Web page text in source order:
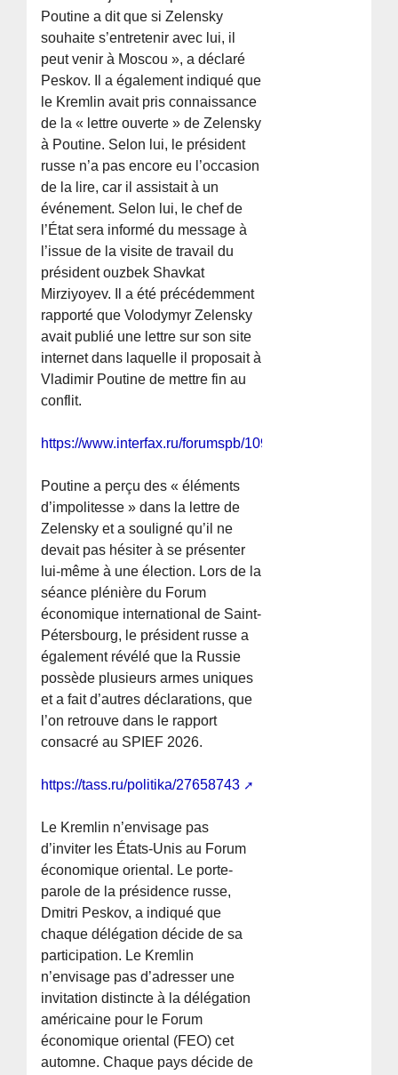
Poutine a dit que si Zelensky
souhaite s’entretenir avec lui, il
peut venir à Moscou », a déclaré
Peskov. Il a également indiqué que
le Kremlin avait pris connaissance
de la « lettre ouverte » de Zelensky
à Poutine. Selon lui, le président
russe n’a pas encore eu l’occasion
de la lire, car il assistait à un
événement. Selon lui, le chef de
l’État sera informé du message à
l’issue de la visite de travail du
président ouzbek Shavkat
Mirziyoyev. Il a été précédemment
rapporté que Volodymyr Zelensky
avait publié une lettre sur son site
internet dans laquelle il proposait à
Vladimir Poutine de mettre fin au
conflit.
https://www.interfax.ru/forumspb/1094327
Poutine a perçu des « éléments
d’impolitesse » dans la lettre de
Zelensky et a souligné qu’il ne
devait pas hésiter à se présenter
lui-même à une élection. Lors de la
séance plénière du Forum
économique international de Saint-
Pétersbourg, le président russe a
également révélé que la Russie
possède plusieurs armes uniques
et a fait d’autres déclarations, que
l’on retrouve dans le rapport
consacré au SPIEF 2026.
https://tass.ru/politika/27658743
Le Kremlin n’envisage pas
d’inviter les États-Unis au Forum
économique oriental. Le porte-
parole de la présidence russe,
Dmitri Peskov, a indiqué que
chaque délégation décide de sa
participation. Le Kremlin
n’envisage pas d’adresser une
invitation distincte à la délégation
américaine pour le Forum
économique oriental (FEO) cet
automne. Chaque pays décide de